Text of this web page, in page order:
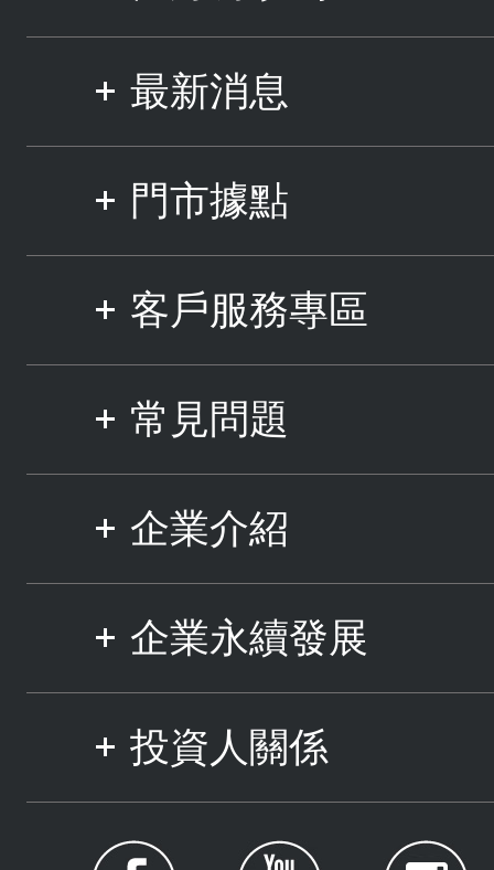
最新消息
門市據點
客戶服務專區
常見問題
企業介紹
企業永續發展
投資人關係